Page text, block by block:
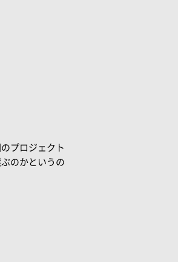
プロジェクト
のかというの